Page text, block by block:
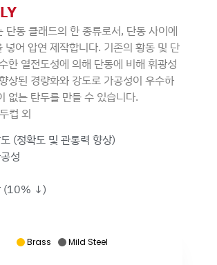
동 클래드의 한 종류로서, 단동 사이에
넣어 압연 제작합니다. 기존의 황동 및 단
한 열전도성에 의해 단동에 비해 휘광성
상된 경량화와 강도로 가공성이 우수하
없는 탄두를 만들 수 있습니다.
컵 외
(정확도 및 관통력 향상)
성
(10% ↓)
Brass Mild Steel